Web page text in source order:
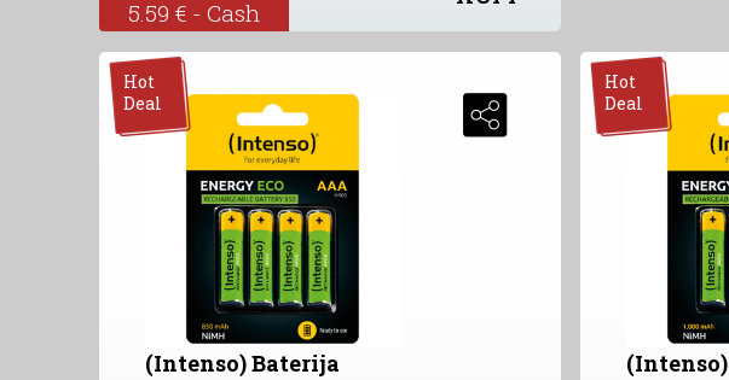
5.59 € - Cash
Hot
Deal
(Intenso) Baterija
Hot
Deal